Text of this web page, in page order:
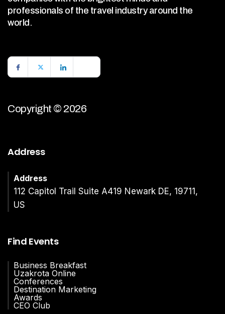
professionals of the travel industry around the
world.
Copyright © 2026
Address
Address
112 Capitol Trail Suite A419 Newark DE, 19711,
US
Find Events
Business Breakfast
Uzakrota Online
Conferences
Destination Marketing
Awards
CEO Club